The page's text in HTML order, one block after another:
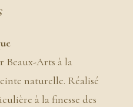
Beaux-Arts à la
naturelle. Réalisé
à la finesse des